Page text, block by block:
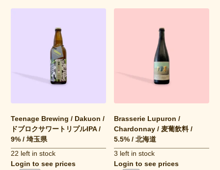
Teenage Brewing / Dakuon /
ドブロクサワートリプルIPA /
9% / 埼玉県
22 left in stock
Login to see prices
Brasserie Lupuron /
Chardonnay / 麦葡飲料 /
5.5% / 北海道
3 left in stock
Login to see prices